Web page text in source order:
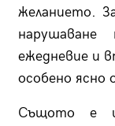
желанието.
ежедневие и
особено ясно
Същото е